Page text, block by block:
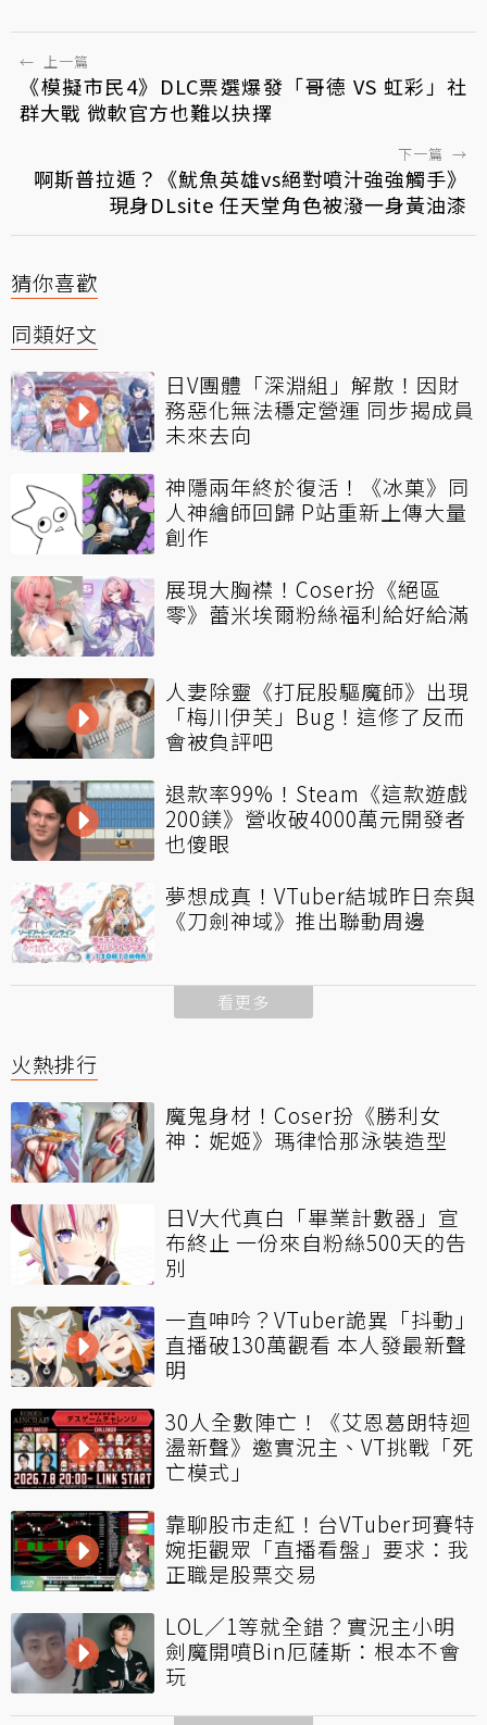
← 上一篇
《模擬市民4》DLC票選爆發「哥德 VS 虹彩」社
群大戰 微軟官方也難以抉擇
下一篇 →
啊斯普拉遁？《魷魚英雄vs絕對噴汁強強觸手》
現身DLsite 任天堂角色被潑一身黃油漆
猜你喜歡
同類好文
日V團體「深淵組」解散！因財
務惡化無法穩定營運 同步揭成員
未來去向
神隱兩年終於復活！《冰菓》同
人神繪師回歸 P站重新上傳大量
創作
展現大胸襟！Coser扮《絕區
零》蕾米埃爾粉絲福利給好給滿
人妻除靈《打屁股驅魔師》出現
「梅川伊芙」Bug！這修了反而
會被負評吧
退款率99%！Steam《這款遊戲
200鎂》營收破4000萬元開發者
也傻眼
夢想成真！VTuber結城昨日奈與
《刀劍神域》推出聯動周邊
看更多
火熱排行
魔鬼身材！Coser扮《勝利女
神：妮姬》瑪律恰那泳裝造型
日V大代真白「畢業計數器」宣
布終止 一份來自粉絲500天的告
別
一直呻吟？VTuber詭異「抖動」
直播破130萬觀看 本人發最新聲
明
30人全數陣亡！《艾恩葛朗特迴
盪新聲》邀實況主、VT挑戰「死
亡模式」
靠聊股市走紅！台VTuber珂賽特
婉拒觀眾「直播看盤」要求：我
正職是股票交易
LOL／1等就全錯？實況主小明
劍魔開噴Bin厄薩斯：根本不會
玩